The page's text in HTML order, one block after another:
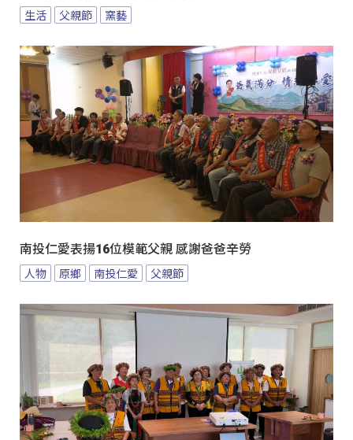
生活 父親節 窯藝
南投仁愛表揚16位模範父親 感謝爸爸辛勞
人物 原鄉 南投仁愛 父親節